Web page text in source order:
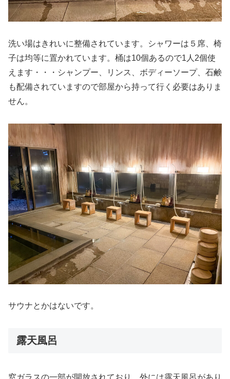
洗い場はきれいに整備されています。シャワーは５席、椅
子は均等に置かれています。桶は10個あるので1人2個使
えます・・・シャンプー、リンス、ボディーソープ、石鹸
も配備されていますので部屋から持って行く必要はありま
せん。
サウナとかはないです。
露天風呂
窓ガラスの一部が開放されており、外には露天風呂があり